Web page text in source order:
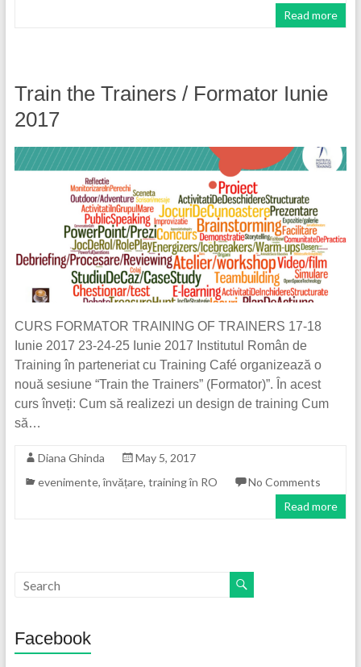
Read more
Train the Trainers / Formator Iunie
2017
CURS FORMATOR TRAINING OF TRAINERS 17-18
Iunie 2017 23-24-25 Iunie 2017 Institutul Român de
Training în parteneriat cu Training Café organizează o
nouă sesiune “Train the Trainers” (Formator)”. În acest
curs înveți: Cum să realizezi un design de training Cum
să…
Diana Ghinda
May 5, 2017
evenimente,învățare, training în RO
No Comments
Read more
Facebook